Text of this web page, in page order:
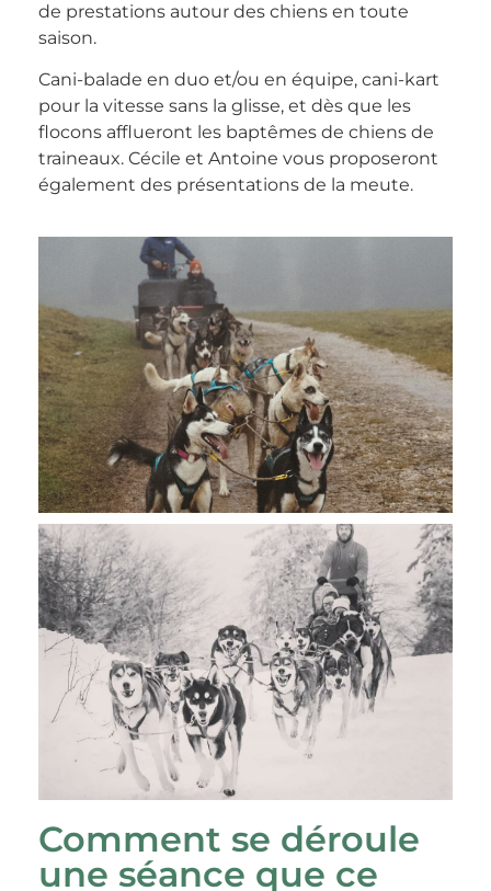
de prestations autour des chiens en toute
saison.
Cani-balade en duo et/ou en équipe, cani-kart
pour la vitesse sans la glisse, et dès que les
flocons afflueront les baptêmes de chiens de
traineaux. Cécile et Antoine vous proposeront
également des présentations de la meute.
Comment se déroule
une séance que ce